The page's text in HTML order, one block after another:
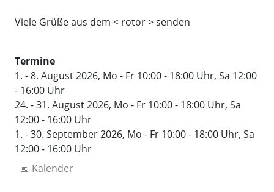
Viele Grüße aus dem < rotor > senden
Termine
1. - 8. August 2026, Mo - Fr 10:00 - 18:00 Uhr, Sa 12:00
- 16:00 Uhr
24. - 31. August 2026, Mo - Fr 10:00 - 18:00 Uhr, Sa
12:00 - 16:00 Uhr
1. - 30. September 2026, Mo - Fr 10:00 - 18:00 Uhr, Sa
12:00 - 16:00 Uhr
📅 Kalender